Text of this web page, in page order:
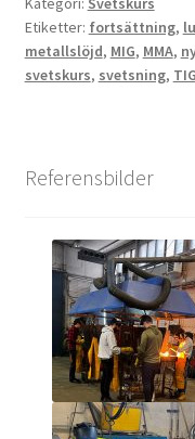
Etiketter: fortsättning,
metallslöjd, MIG, MMA,
svetskurs, svetsning, TIG
Referensbilder